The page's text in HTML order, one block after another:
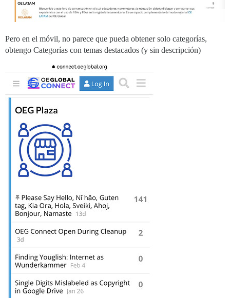
Pero en el móvil, no parece que pueda obtener solo categorías,
obtengo Categorías con temas destacados (y sin descripción)